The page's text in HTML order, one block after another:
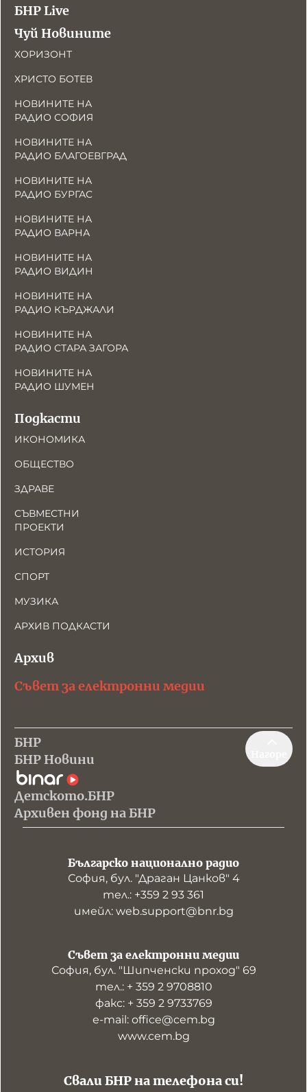
БНР Live
Чуй Новините
ХОРИЗОНТ
ХРИСТО БОТЕВ
НОВИНИТЕ НА
РАДИО СОФИЯ
НОВИНИТЕ НА
РАДИО БЛАГОЕВГРАД
НОВИНИТЕ НА
РАДИО БУРГАС
НОВИНИТЕ НА
РАДИО ВАРНА
НОВИНИТЕ НА
РАДИО ВИДИН
НОВИНИТЕ НА
РАДИО КЪРДЖАЛИ
НОВИНИТЕ НА
РАДИО СТАРА ЗАГОРА
НОВИНИТЕ НА
РАДИО ШУМЕН
Подкасти
ИКОНОМИКА
ОБЩЕСТВО
ЗДРАВЕ
СЪВМЕСТНИ
ПРОЕКТИ
ИСТОРИЯ
СПОРТ
МУЗИКА
АРХИВ ПОДКАСТИ
Архив
Съвет за електронни медии
БНР
БНР Новини
Детското.БНР
Архивен фонд на БНР
Българско национално радио
София, бул. "Драган Цанков" 4
тел.: +359 2 93 361
имейл: web.support@bnr.bg
Свали БНР на телефона си!
Съвет за електронни медии
София, бул. "Шипченски проход" 69
тел.: + 359 2 9708810
факс: + 359 2 9733769
е-mail: office@cem.bg
www.cem.bg